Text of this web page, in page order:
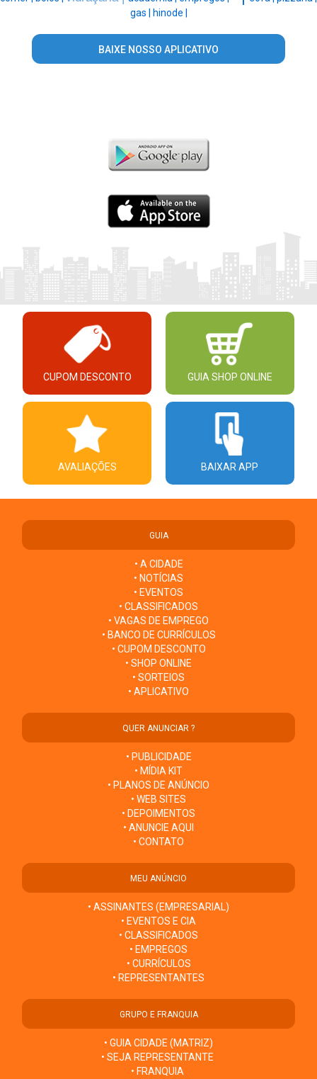
gas | hinode |
BAIXE NOSSO APLICATIVO
CUPOM DESCONTO GUIA SHOP ONLINE
AVALIAÇÕES BAIXAR APP
GUIA
• A CIDADE
• NOTÍCIAS
• EVENTOS
• CLASSIFICADOS
• VAGAS DE EMPREGO
• BANCO DE CURRÍCULOS
• CUPOM DESCONTO
• SHOP ONLINE
• SORTEIOS
• APLICATIVO
QUER ANUNCIAR ?
• PUBLICIDADE
• MÍDIA KIT
• PLANOS DE ANÚNCIO
• WEB SITES
• DEPOIMENTOS
• ANUNCIE AQUI
• CONTATO
MEU ANÚNCIO
• ASSINANTES (EMPRESARIAL)
• EVENTOS E CIA
• CLASSIFICADOS
• EMPREGOS
• CURRÍCULOS
• REPRESENTANTES
GRUPO E FRANQUIA
• GUIA CIDADE (MATRIZ)
• SEJA REPRESENTANTE
• FRANQUIA